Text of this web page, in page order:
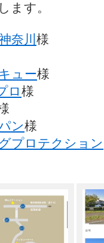
ます。
奈川 様
ュー様
ロ 様
ン様
プロテクション